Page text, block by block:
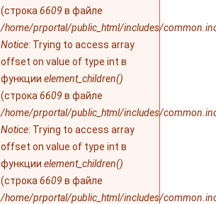
(строка 6609 в файле
/home/prportal/public_html/includes/
Notice: Trying to access array
offset on value of type int в
функции element_children()
(строка 6609 в файле
/home/prportal/public_html/includes/
Notice: Trying to access array
offset on value of type int в
функции element_children()
(строка 6609 в файле
/home/prportal/public_html/includes/